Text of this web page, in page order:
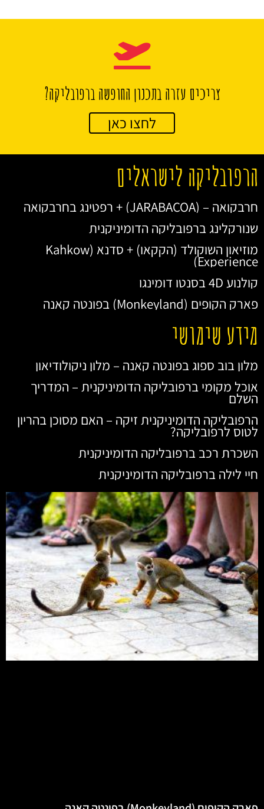
צריכים עזרה בתכנון החופשה ברפובליקה?
לחצו כאן
הרפובליקה לישראלים
חרבקואה – (JARABACOA) + רפטינג בחרבקואה
שנורקלינג ברפובליקה הדומיניקנית
מוזיאון השוקולד (הקקאו) + סדנא (Kahkow
Experience)
קולנוע 4D בסנטו דומינגו
פארק הקופים (Monkeyland) בפונטה קאנה
מידע שימושי
מלון בוב ספוג בפונטה קאנה – מלון ניקולודיאון
אוכל מקומי ברפובליקה הדומיניקנית – המדריך
השלם
הרפובליקה הדומיניקנית זיקה – האם מסוכן בהריון
לטוס לרפובליקה?
השכרת רכב ברפובליקה הדומיניקנית
חיי לילה ברפובליקה הדומיניקנית